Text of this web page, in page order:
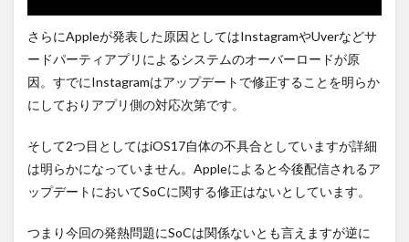
さらにAppleが発表した原因としてはInstagramやUverなどサ
ードパーティアプリによるシステムのオーバーロードが原
因。すでにInstagramはアップデートで修正することを明らか
にしておりアプリ側の対応次第です。
そして2つ目としてはiOS17自体の不具合としていますが詳細
は明らかになっていません。Appleによると今後配信されるア
ップデートにおいてSoCに関する修正はないとしています。
つまり今回の発熱問題にSoCは関係ないとも言えますが逆に